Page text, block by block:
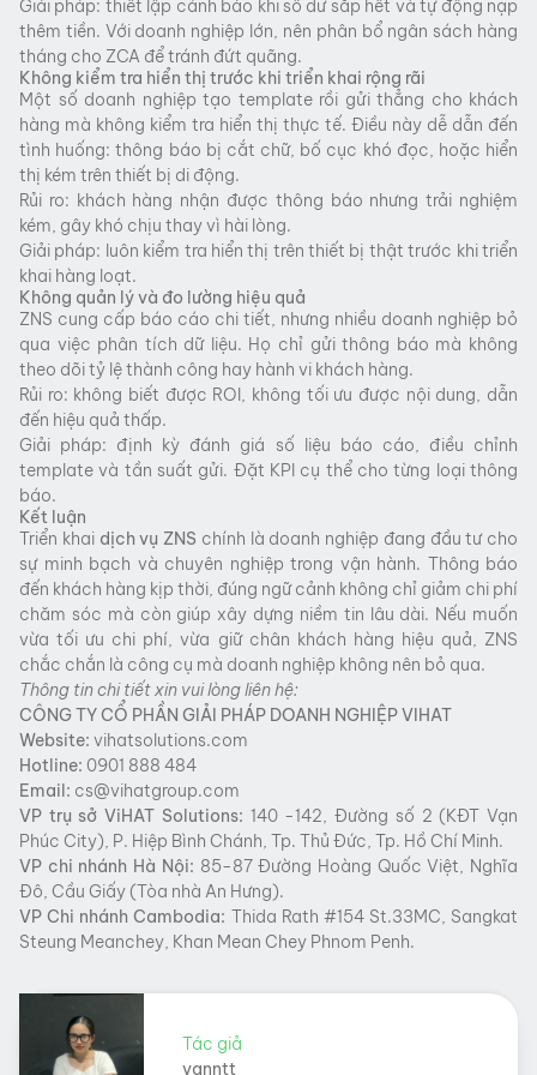
Giải pháp: thiết lập cảnh báo khi số dư sắp hết và tự động nạp
thêm tiền. Với doanh nghiệp lớn, nên phân bổ ngân sách hàng
tháng cho ZCA để tránh đứt quãng.
Không kiểm tra hiển thị trước khi triển khai rộng rãi
Một số doanh nghiệp tạo template rồi gửi thẳng cho khách
hàng mà không kiểm tra hiển thị thực tế. Điều này dễ dẫn đến
tình huống: thông báo bị cắt chữ, bố cục khó đọc, hoặc hiển
thị kém trên thiết bị di động.
Rủi ro: khách hàng nhận được thông báo nhưng trải nghiệm
kém, gây khó chịu thay vì hài lòng.
Giải pháp: luôn kiểm tra hiển thị trên thiết bị thật trước khi triển
khai hàng loạt.
Không quản lý và đo lường hiệu quả
ZNS cung cấp báo cáo chi tiết, nhưng nhiều doanh nghiệp bỏ
qua việc phân tích dữ liệu. Họ chỉ gửi thông báo mà không
theo dõi tỷ lệ thành công hay hành vi khách hàng.
Rủi ro: không biết được ROI, không tối ưu được nội dung, dẫn
đến hiệu quả thấp.
Giải pháp: định kỳ đánh giá số liệu báo cáo, điều chỉnh
template và tần suất gửi. Đặt KPI cụ thể cho từng loại thông
báo.
Kết luận
Triển khai dịch vụ ZNS chính là doanh nghiệp đang đầu tư cho
sự minh bạch và chuyên nghiệp trong vận hành. Thông báo
đến khách hàng kịp thời, đúng ngữ cảnh không chỉ giảm chi phí
chăm sóc mà còn giúp xây dựng niềm tin lâu dài. Nếu muốn
vừa tối ưu chi phí, vừa giữ chân khách hàng hiệu quả, ZNS
chắc chắn là công cụ mà doanh nghiệp không nên bỏ qua.
Thông tin chi tiết xin vui lòng liên hệ:
CÔNG TY CỔ PHẦN GIẢI PHÁP DOANH NGHIỆP VIHAT
Website: vihatsolutions.com
Hotline: 0901 888 484
Email: cs@vihatgroup.com
VP trụ sởViHAT Solutions: 140 -142, Đường số 2 (KĐT Vạn
Phúc City), P. Hiệp Bình Chánh, Tp. Thủ Đức, Tp. Hồ Chí Minh.
VP chi nhánh Hà Nội: 85-87 Đường Hoàng Quốc Việt, Nghĩa
Đô, Cầu Giấy (Tòa nhà An Hưng).
VP Chi nhánh Cambodia: Thida Rath #154 St.33MC, Sangkat
Steung Meanchey, Khan Mean Chey Phnom Penh.
Tác giả
vanntt